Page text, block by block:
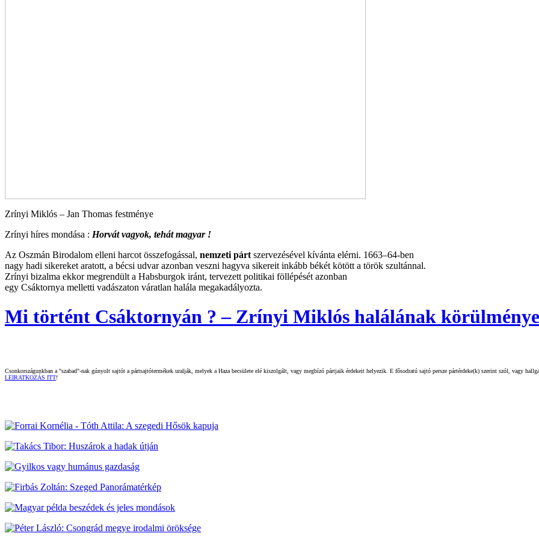
Zrínyi Miklós – Jan Thomas festménye
Zrínyi híres mondása : Horvát vagyok, tehát magyar !
Az Oszmán Birodalom elleni harcot összefogással, nemzeti párt szervezésével kívánta elérni. 1663–64-ben
nagy hadi sikereket aratott, a bécsi udvar azonban veszni hagyva sikereit inkább békét kötött a török szultánnal.
Zrínyi bizalma ekkor megrendült a Habsburgok iránt, tervezett politikai föllépését azonban
egy Csáktornya melletti vadászaton váratlan halála megakadályozta.
Mi történt Csáktornyán ? – Zrínyi Miklós halálának
Csonkországunkban a "szabad"-nak gúnyolt sajtót a pártsajtótermékek uralják, melyek a Haza becsülete elé kiszolgált, vagy megbízó pártjaik érdekeit helyezik. E fősodratú sajtó persze pártérdeke(k) szerint szól, vagy
LEIRATKOZÁS ITT!